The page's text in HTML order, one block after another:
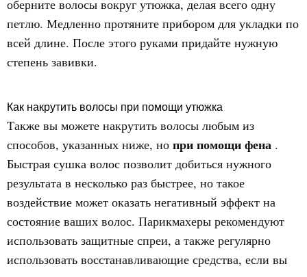
оберните волосы вокруг утюжка, делая всего одну
петлю. Медленно протяните прибором для укладки по
всей длине. После этого руками придайте нужную
степень завивки.
Как накрутить волосы при помощи утюжка
Также вы можете накрутить волосы любым из
способов, указанных ниже, но при помощи фена .
Быстрая сушка волос позволит добиться нужного
результата в несколько раз быстрее, но такое
воздействие может оказать негативный эффект на
состояние ваших волос. Парикмахеры рекомендуют
использовать защитные спреи, а также регулярно
использовать восстанавливающие средства, если вы